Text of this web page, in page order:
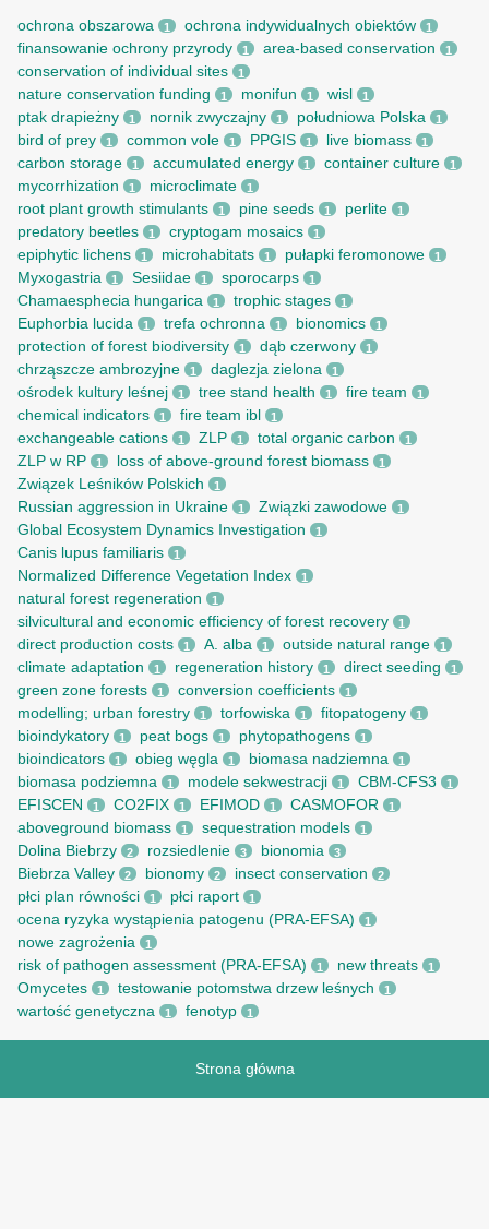
ochrona obszarowa 1 ochrona indywidualnych obiektów 1
finansowanie ochrony przyrody 1 area-based conservation 1
conservation of individual sites 1
nature conservation funding 1 monifun 1 wisl 1
ptak drapieżny 1 nornik zwyczajny 1 południowa Polska 1
bird of prey 1 common vole 1 PPGIS 1 live biomass 1
carbon storage 1 accumulated energy 1 container culture 1
mycorrhization 1 microclimate 1
root рlant growth stimulants 1 pine seeds 1 perlite 1
predatory beetles 1 cryptogam mosaics 1
epiphytic lichens 1 microhabitats 1 pułapki feromonowe 1
Myxogastria 1 Sesiidae 1 sporocarps 1
Chamaesphecia hungarica 1 trophic stages 1
Euphorbia lucida 1 trefa ochronna 1 bionomics 1
protection of forest biodiversity 1 dąb czerwony 1
chrząszcze ambrozyjne 1 daglezja zielona 1
ośrodek kultury leśnej 1 tree stand health 1 fire team 1
chemical indicators 1 fire team ibl 1
exchangeable cations 1 ZLP 1 total organic carbon 1
ZLP w RP 1 loss of above-ground forest biomass 1
Związek Leśników Polskich 1
Russian aggression in Ukraine 1 Związki zawodowe 1
Global Ecosystem Dynamics Investigation 1
Canis lupus familiaris 1
Normalized Difference Vegetation Index 1
natural forest regeneration 1
silvicultural and economic efficiency of forest recovery 1
direct production costs 1 A. alba 1 outside natural range 1
climate adaptation 1 regeneration history 1 direct seeding 1
green zone forests 1 conversion coefficients 1
modelling; urban forestry 1 torfowiska 1 fitopatogeny 1
bioindykatory 1 peat bogs 1 phytopathogens 1
bioindicators 1 obieg węgla 1 biomasa nadziemna 1
biomasa podziemna 1 modele sekwestracji 1 CBM-CFS3 1
EFISCEN 1 CO2FIX 1 EFIMOD 1 CASMOFOR 1
aboveground biomass 1 sequestration models 1
Dolina Biebrzy 2 rozsiedlenie 3 bionomia 3
Biebrza Valley 2 bionomy 2 insect conservation 2
płci plan równości 1 płci raport 1
ocena ryzyka wystąpienia patogenu (PRA-EFSA) 1
nowe zagrożenia 1
risk of pathogen assessment (PRA-EFSA) 1 new threats 1
Omycetes 1 testowanie potomstwa drzew leśnych 1
wartość genetyczna 1 fenotyp 1
Strona główna